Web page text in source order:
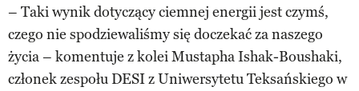
– Taki wynik dotyczący ciemnej energii jest czymś,
czego nie spodziewaliśmy się doczekać za naszego
życia – komentuje z kolei Mustapha Ishak-Boushaki,
członek zespołu DESI z Uniwersytetu Teksańskiego w